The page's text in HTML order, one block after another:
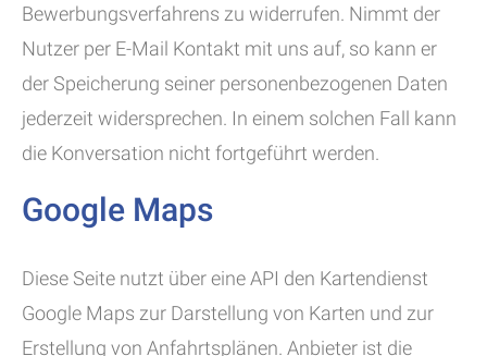
Bewerbungsverfahrens zu widerrufen. Nimmt der
Nutzer per E-Mail Kontakt mit uns auf, so kann er
der Speicherung seiner personenbezogenen Daten
jederzeit widersprechen. In einem solchen Fall kann
die Konversation nicht fortgeführt werden.
Google Maps
Diese Seite nutzt über eine API den Kartendienst
Google Maps zur Darstellung von Karten und zur
Erstellung von Anfahrtsplänen. Anbieter ist die